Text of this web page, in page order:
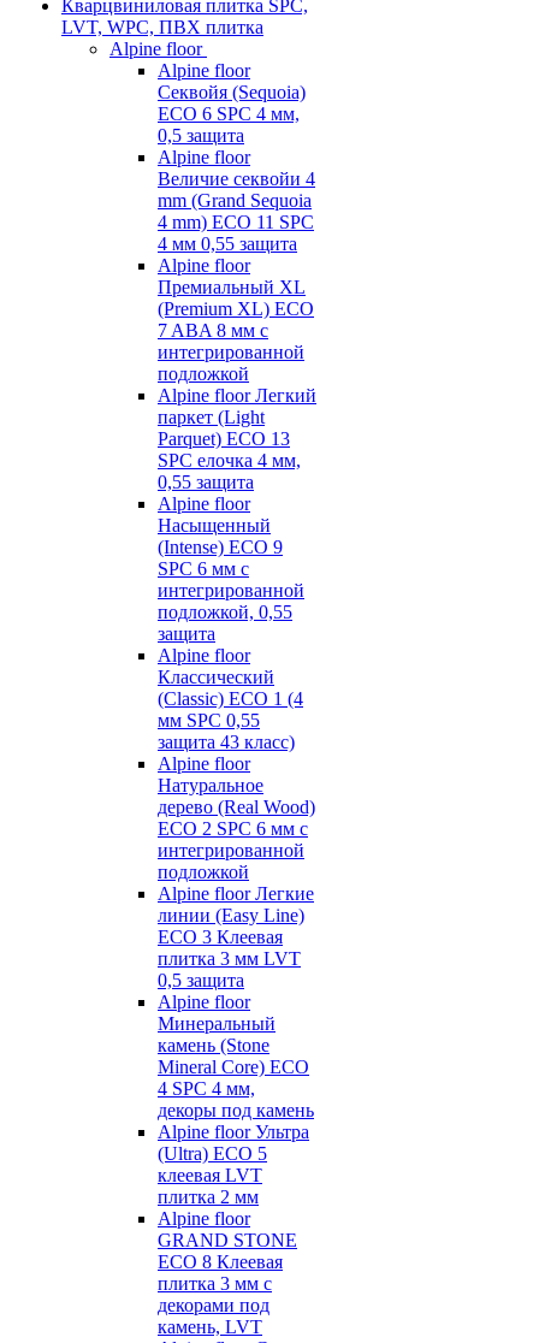
Кварцвиниловая плитка SPC,
LVT, WPC, ПВХ плитка
Alpine floor
Alpine floor
Секвойя (Sequoia)
ECO 6 SPC 4 мм,
0,5 защита
Alpine floor
Величие секвойи 4
mm (Grand Sequoia
4 mm) ECO 11 SPC
4 мм 0,55 защита
Alpine floor
Премиальный XL
(Premium XL) ECO
7 ABA 8 мм с
интегрированной
подложкой
Alpine floor Легкий
паркет (Light
Parquet) ECO 13
SPC елочка 4 мм,
0,55 защита
Alpine floor
Насыщенный
(Intense) ECO 9
SPC 6 мм с
интегрированной
подложкой, 0,55
защита
Alpine floor
Классический
(Classic) ECO 1 (4
мм SPC 0,55
защита 43 класс)
Alpine floor
Натуральное
дерево (Real Wood)
ECO 2 SPC 6 мм с
интегрированной
подложкой
Alpine floor Легкие
линии (Easy Line)
ECO 3 Клеевая
плитка 3 мм LVT
0,5 защита
Alpine floor
Минеральный
камень (Stone
Mineral Core) ECO
4 SPC 4 мм,
декоры под камень
Alpine floor Ультра
(Ultra) ECO 5
клеевая LVT
плитка 2 мм
Alpine floor
GRAND STONE
ECO 8 Клеевая
плитка 3 мм с
декорами под
камень, LVT